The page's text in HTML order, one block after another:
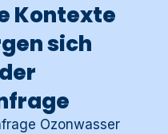
Kontexte
sich
Ozonwasser